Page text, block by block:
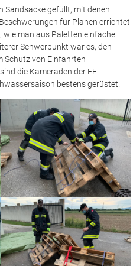
Sandsäcke gefüllt, mit denen
für Planen errichtet
wie man aus Paletten einfache
Schwerpunkt war es, den
Schutz von Einfahrten
die Kameraden der FF
bestens gerüstet.